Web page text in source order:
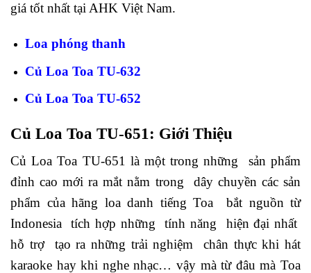
giá tốt nhất tại AHK Việt Nam.
Loa phóng thanh
Củ Loa Toa TU-632
Củ Loa Toa TU-652
Củ Loa Toa TU-651: Giới Thiệu
Củ Loa Toa TU-651 là một trong những sản phẩm
đỉnh cao mới ra mắt nằm trong dây chuyền các sản
phẩm của hãng loa danh tiếng Toa bắt nguồn từ
Indonesia tích hợp những tính năng hiện đại nhất
hỗ trợ tạo ra những trải nghiệm chân thực khi hát
karaoke hay khi nghe nhạc… vậy mà từ đâu mà Toa